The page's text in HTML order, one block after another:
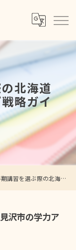
北海道
略ガイ
選ぶ際の北海道岩見沢市の学力アップ戦略ガイド
沢市の学力ア